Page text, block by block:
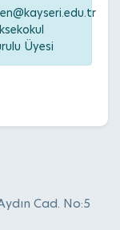
Üyesi
Cad. No:5